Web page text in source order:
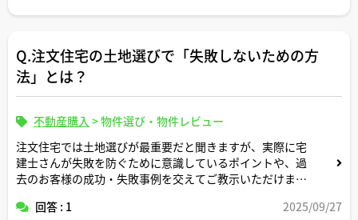
Q.注文住宅の土地選びで「失敗しないための方
法」とは？
不動産購入 >物件選び・物件レビュー
注文住宅では土地選びが最重要だと聞きますが、実際に宅
建士さんが失敗を防ぐために意識しているポイントや、過
去のお客様の成功・失敗事例を交えてご教示いただけます
回答 : 1 2025/09/27